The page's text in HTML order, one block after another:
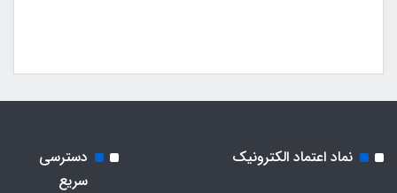
نماد اعتماد الکترونیک
دسترسی
سریع